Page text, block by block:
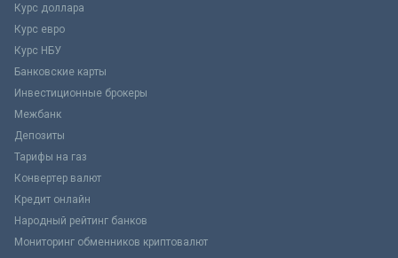
Курс доллара
Курс евро
Курс НБУ
Банковские карты
Инвестиционные брокеры
Межбанк
Депозиты
Тарифы на газ
Конвертер валют
Кредит онлайн
Народный рейтинг банков
Мониторинг обменников криптовалют